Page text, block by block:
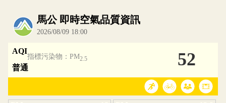
內嵌空氣品質小工具為視覺預覽，完整即時空